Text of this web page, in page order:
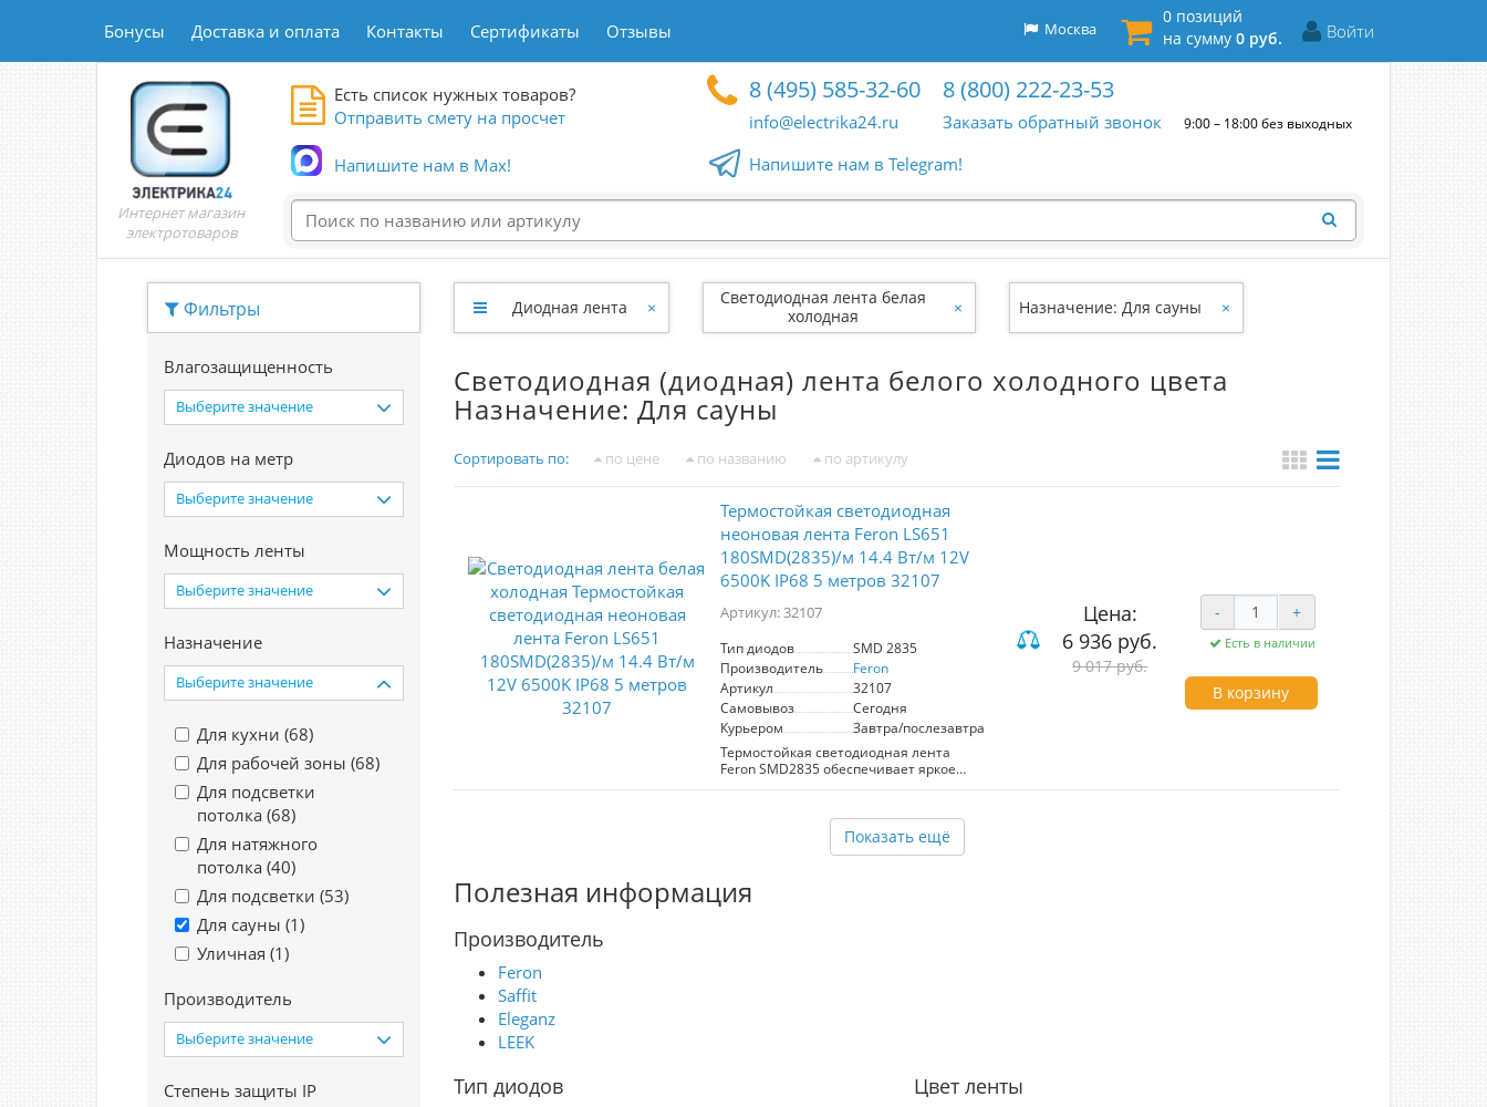
Бонусы Доставка и оплата Контакты Сертификаты Отзывы Войти
0 позиций
на сумму 0 руб.
Москва
Интернет магазин
электротоваров
Есть список нужных товаров?
Отправить смету на просчет
Напишите нам в Max!
8 (495) 585-32-60
info@electrika24.ru
8 (800) 222-23-53
Заказать обратный звонок 9:00 – 18:00 без выходных
Напишите нам в Telegram!
Фильтры
Влагозащищенность
Выберите значение
Диодов на метр
Выберите значение
Мощность ленты
Выберите значение
Назначение
Выберите значение
Для кухни (68)
Для рабочей зоны (68)
Для подсветки
потолка (68)
Для натяжного
потолка (40)
Для подсветки (53)
Для сауны (1)
Уличная (1)
Производитель
Выберите значение
Степень защиты IP
Диодная лента ×
Светодиодная лента белая
холодная
× Назначение: Для сауны ×
Светодиодная (диодная) лента белого холодного цвета
Назначение: Для сауны
Сортировать по: по цене по названию по артикулу
Термостойкая светодиодная
неоновая лента Feron LS651
180SMD(2835)/м 14.4 Вт/м 12V
6500K IP68 5 метров 32107
Артикул: 32107
Тип диодов
SMD 2835
Производитель
Feron
Артикул
32107
Самовывоз
Сегодня
Курьером
Завтра/послезавтра
Термостойкая светодиодная лента
Feron SMD2835 обеспечивает яркое
холодное белое освещение (6500K) с
Работает при напряжении 12 В и
потребляет 14,4 Вт/м. Степень защиты
IP68 позволяет использовать ленту в
комплект входят 2 заглушки, 2 заглушки
с проводом и 10 креплений для
Цена:
6 936 руб.
9 017 руб.
- +
Есть в наличии
В корзину
Показать ещё
Полезная информация
Производитель
Feron
Saffit
Eleganz
LEEK
Тип диодов Цвет ленты